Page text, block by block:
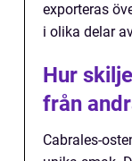
exporteras
i olika delar
Hur
från
Cabrales-